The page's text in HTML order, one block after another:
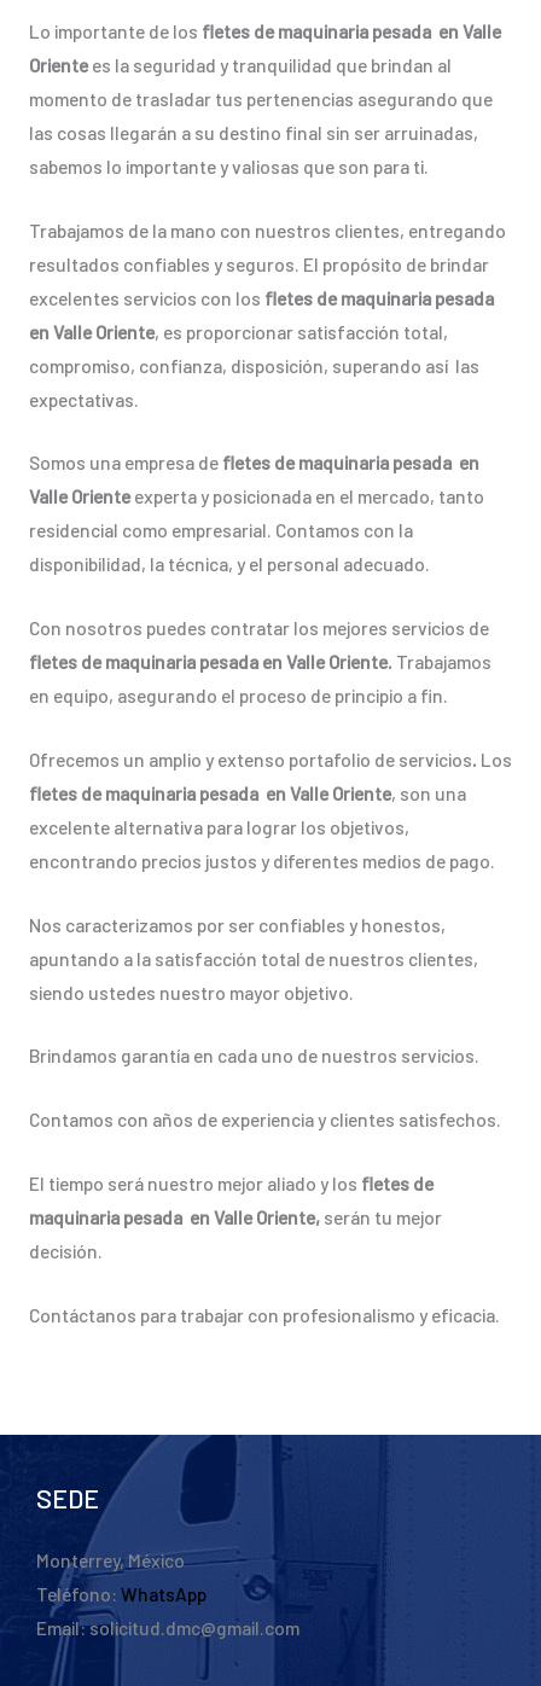
Lo importante de los fletes de maquinaria pesada en Valle
Orientees la seguridad y tranquilidad que brindan al
momento de trasladar tus pertenencias asegurando que
las cosas llegarán a su destino final sin ser arruinadas,
sabemos lo importante y valiosas que son para ti.
Trabajamos de la mano con nuestros clientes, entregando
resultados confiables y seguros. El propósito de brindar
excelentes servicios con los fletes de maquinaria pesada
en Valle Oriente, es proporcionar satisfacción total,
compromiso, confianza, disposición, superando así las
expectativas.
Somos una empresa de fletes de maquinaria pesada en
Valle Orienteexperta y posicionada en el mercado, tanto
residencial como empresarial. Contamos con la
disponibilidad, la técnica, y el personal adecuado.
Con nosotros puedes contratar los mejores servicios de
fletes de maquinaria pesada en Valle Oriente. Trabajamos
en equipo, asegurando el proceso de principio a fin.
Ofrecemos un amplio y extenso portafolio de servicios. Los
fletes de maquinaria pesada en Valle Oriente, son una
excelente alternativa para lograr los objetivos,
encontrando precios justos y diferentes medios de pago.
Nos caracterizamos por ser confiables y honestos,
apuntando a la satisfacción total de nuestros clientes,
siendo ustedes nuestro mayor objetivo.
Brindamos garantía en cada uno de nuestros servicios.
Contamos con años de experiencia y clientes satisfechos.
El tiempo será nuestro mejor aliado y los fletes de
maquinaria pesada en Valle Oriente, serán tu mejor
decisión.
Contáctanos para trabajar con profesionalismo y eficacia.
SEDE
Monterrey, México
Teléfono: WhatsApp
Email: solicitud.dmc@gmail.com